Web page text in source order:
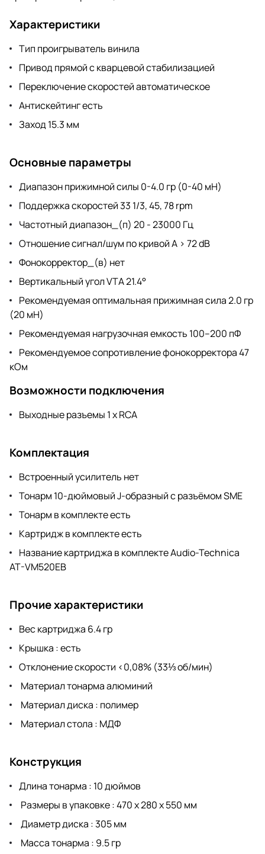
Характеристики
Тип проигрыватель винила
Привод прямой с кварцевой стабилизацией
Переключение скоростей автоматическое
Антискейтинг есть
Заход 15.3 мм
Основные параметры
Диапазон прижимной силы 0-4.0 гр (0-40 мН)
Поддержка скоростей 33 1/3, 45, 78 rpm
Частотный диапазон_(п) 20 - 23000 Гц
Отношение сигнал/шум по кривой A > 72 dB
Фонокорректор_(в) нет
Вертикальный угол VTA 21.4°
Рекомендуемая оптимальная прижимная сила 2.0 гр
(20 мН)
Рекомендуемая нагрузочная емкость 100–200 пФ
Рекомендуемое сопротивление фонокорректора 47
кОм
Возможности подключения
Выходные разъемы 1 x RCA
Комплектация
Встроенный усилитель нет
Тонарм 10-дюймовый J-образный с разъёмом SME
Тонарм в комплекте есть
Картридж в комплекте есть
Название картриджа в комплекте Audio-Technica
AT-VM520EB
Прочие характеристики
Вес картриджа 6.4 гр
Крышка : есть
Отклонение скорости <0,08% (33⅓ об/мин)
Материал тонарма алюминий
Материал диска : полимер
Материал стола : МДФ
Конструкция
Длина тонарма : 10 дюймов
Размеры в упаковке : 470 x 280 x 550 мм
Диаметр диска : 305 мм
Масса тонарма : 9.5 гр